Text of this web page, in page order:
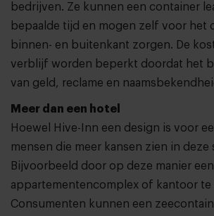
bedrijven. Ze kunnen een container
bepaalde tijd en mogen zelf voor het
binnen- en buitenkant zorgen. De
verblijf worden beperkt doordat het
van geld, reclame en
Meer dan een hotel
Hoewel Hive-Inn een design is voor
mensen die meer kansen zien in deze
Bijvoorbeeld door op deze manier een
appartementencomplex of kantoor te
Consumenten kunnen een